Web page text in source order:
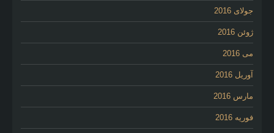
جولای 2016
ژوئن 2016
می 2016
آوریل 2016
مارس 2016
فوریه 2016